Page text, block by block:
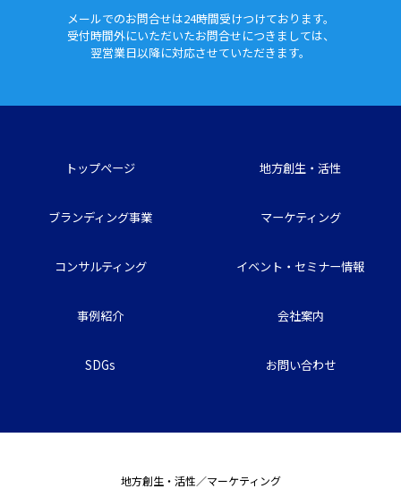
メールでのお問合せは24時間受けつけております。
受付時間外にいただいたお問合せにつきましては、
翌営業日以降に対応させていただきます。
トップページ 地方創生・活性
ブランディング事業 マーケティング
コンサルティング イベント・セミナー情報
事例紹介 会社案内
SDGs お問い合わせ
地方創生・活性／マーケティング